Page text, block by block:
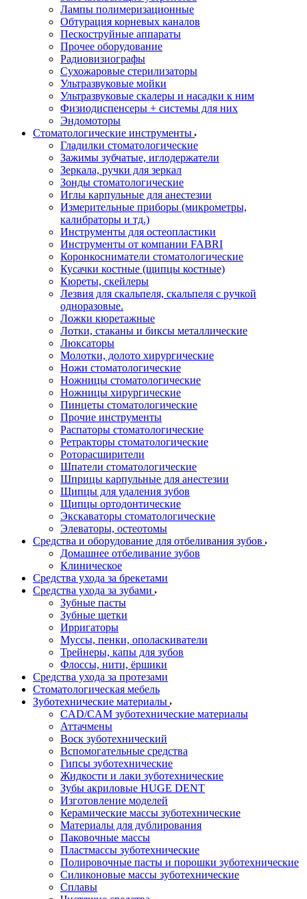
Лампы полимеризационные
Обтурация корневых каналов
Пескоструйные аппараты
Прочее оборудование
Радиовизиографы
Сухожаровые стерилизаторы
Ультразвуковые мойки
Ультразвуковые скалеры и насадки к ним
Физиодиспенсеры + системы для них
Эндомоторы
Стоматологические инструменты
Гладилки стоматологические
Зажимы зубчатые, иглодержатели
Зеркала, ручки для зеркал
Зонды стоматологические
Иглы карпульные для анестезии
Измерительные приборы (микрометры,
калибраторы и тд.)
Инструменты для остеопластики
Инструменты от компании FABRI
Коронкосниматели стоматологические
Кусачки костные (щипцы костные)
Кюреты, скейлеры
Лезвия для скальпеля, скальпеля с ручкой
одноразовые.
Ложки кюретажные
Лотки, стаканы и биксы металлические
Люксаторы
Молотки, долото хирургические
Ножи стоматологические
Ножницы стоматологические
Ножницы хирургические
Пинцеты стоматологические
Прочие инструменты
Распаторы стоматологические
Ретракторы стоматологические
Роторасширители
Шпатели стоматологические
Шприцы карпульные для анестезии
Щипцы для удаления зубов
Щипцы ортодонтические
Экскаваторы стоматологические
Элеваторы, остеотомы
Средства и оборудование для отбеливания зубов
Домашнее отбеливание зубов
Клиническое
Средства ухода за брекетами
Средства ухода за зубами
Зубные пасты
Зубные щетки
Ирригаторы
Муссы, пенки, ополаскиватели
Трейнеры, капы для зубов
Флоссы, нити, ёршики
Средства ухода за протезами
Стоматологическая мебель
Зуботехнические материалы
CAD/CAM зуботехнические материалы
Аттачмены
Воск зуботехнический
Вспомогательные средства
Гипсы зуботехнические
Жидкости и лаки зуботехнические
Зубы акриловые HUGE DENT
Изготовление моделей
Керамические массы зуботехнические
Материалы для дублирования
Паковочные массы
Пластмассы зуботехнические
Полировочные пасты и порошки зуботехнические
Силиконовые массы зуботехнические
Сплавы